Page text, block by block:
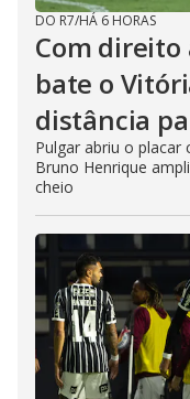
DO R7/HÁ 6 HORAS
Com direito
bate o
distância
Pulgar abriu o
Bruno Henrique
cheio